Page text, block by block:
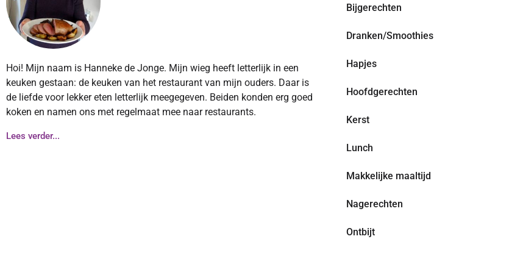
Hoi! Mijn naam is Hanneke de Jonge. Mijn wieg heeft letterlijk in een
keuken gestaan: de keuken van het restaurant van mijn ouders. Daar is
de liefde voor lekker eten letterlijk meegegeven. Beiden konden erg goed
koken en namen ons met regelmaat mee naar restaurants.
Lees verder...
Bijgerechten
Dranken/Smoothies
Hapjes
Hoofdgerechten
Kerst
Lunch
Makkelijke maaltijd
Nagerechten
Ontbijt